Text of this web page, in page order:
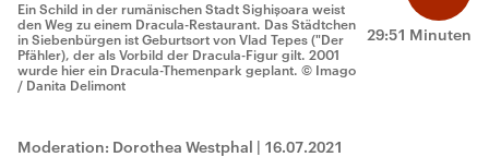
29:51 Minuten
Ein Schild in der rumänischen Stadt Sighișoara weist
den Weg zu einem Dracula-Restaurant. Das Städtchen
in Siebenbürgen ist Geburtsort von Vlad Tepes ("Der
Pfähler), der als Vorbild der Dracula-Figur gilt. 2001
wurde hier ein Dracula-Themenpark geplant. © Imago
/ Danita Delimont
Moderation: Dorothea Westphal | 16.07.2021